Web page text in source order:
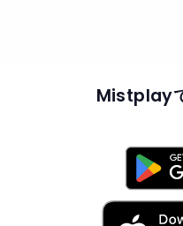
Mistplay